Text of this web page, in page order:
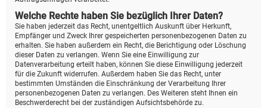
Welche Rechte haben Sie bezüglich Ihrer Daten?
Sie haben jederzeit das Recht, unentgeltlich Auskunft über Herkunft,
Empfänger und Zweck Ihrer gespeicherten personenbezogenen Daten zu
erhalten. Sie haben außerdem ein Recht, die Berichtigung oder Löschung
dieser Daten zu verlangen. Wenn Sie eine Einwilligung zur
Datenverarbeitung erteilt haben, können Sie diese Einwilligung jederzeit
für die Zukunft widerrufen. Außerdem haben Sie das Recht, unter
bestimmten Umständen die Einschränkung der Verarbeitung Ihrer
personenbezogenen Daten zu verlangen. Des Weiteren steht Ihnen ein
Beschwerderecht bei der zuständigen Aufsichtsbehörde zu.